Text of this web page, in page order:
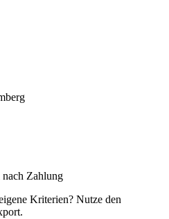
Zahlung
Kriterien? Nutze den
.